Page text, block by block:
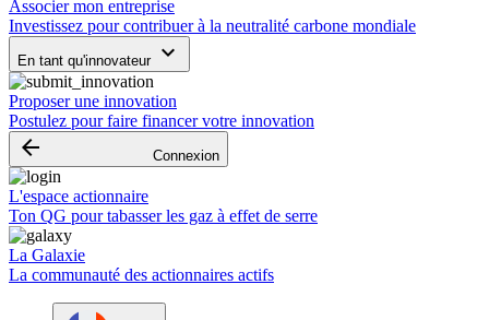
Associer mon entreprise
Investissez pour contribuer à la neutralité carbone mondiale
En tant qu'innovateur keyboard_arrow_down
Proposer une innovation
Postulez pour faire financer votre innovation
arrow_backward Connexion
L'espace actionnaire
Ton QG pour tabasser les gaz à effet de serre
La Galaxie
La communauté des actionnaires actifs